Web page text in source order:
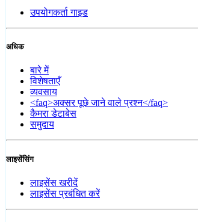
उपयोगकर्ता गाइड
अधिक
बारे में
विशेषताएँ
व्यवसाय
<faq>अक्सर पूछे जाने वाले प्रश्न</faq>
कैमरा डेटाबेस
समुदाय
लाइसेंसिंग
लाइसेंस खरीदें
लाइसेंस प्रबंधित करें